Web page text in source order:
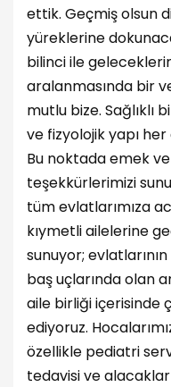
ettik. Geçmiş olsun
yüreklerine
bilinci ile
aralanmasında bir
mutlu bize. Sağlıklı
ve fizyolojik yapı her
Bu noktada emek
teşekkürlerimizi
tüm evlatlarımıza
kıymetli ailelerine
sunuyor;
baş uçlarında olan
aile birliği içerisinde
ediyoruz.
özellikle pediatri
tedavisi ve